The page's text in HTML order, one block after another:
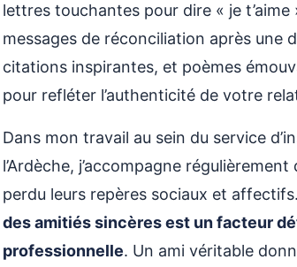
↳
🕊️ Lettre Réconciliation #1 – Demande de
Pardon
↳ 🕊️ Lettre Réconciliation #2 – Après un
Malentendu
Brouille
🌍 Messages pour Amitié à Distance
lettres touchantes pour dire « je
messages de réconciliation après une
citations inspirantes, et poèmes
pour refléter l’authenticité de votre
Dans mon travail au sein du service
l’Ardèche, j’accompagne
perdu leurs repères sociaux et
des amitiés sincères est un facteur
professionnelle. Un ami véritable